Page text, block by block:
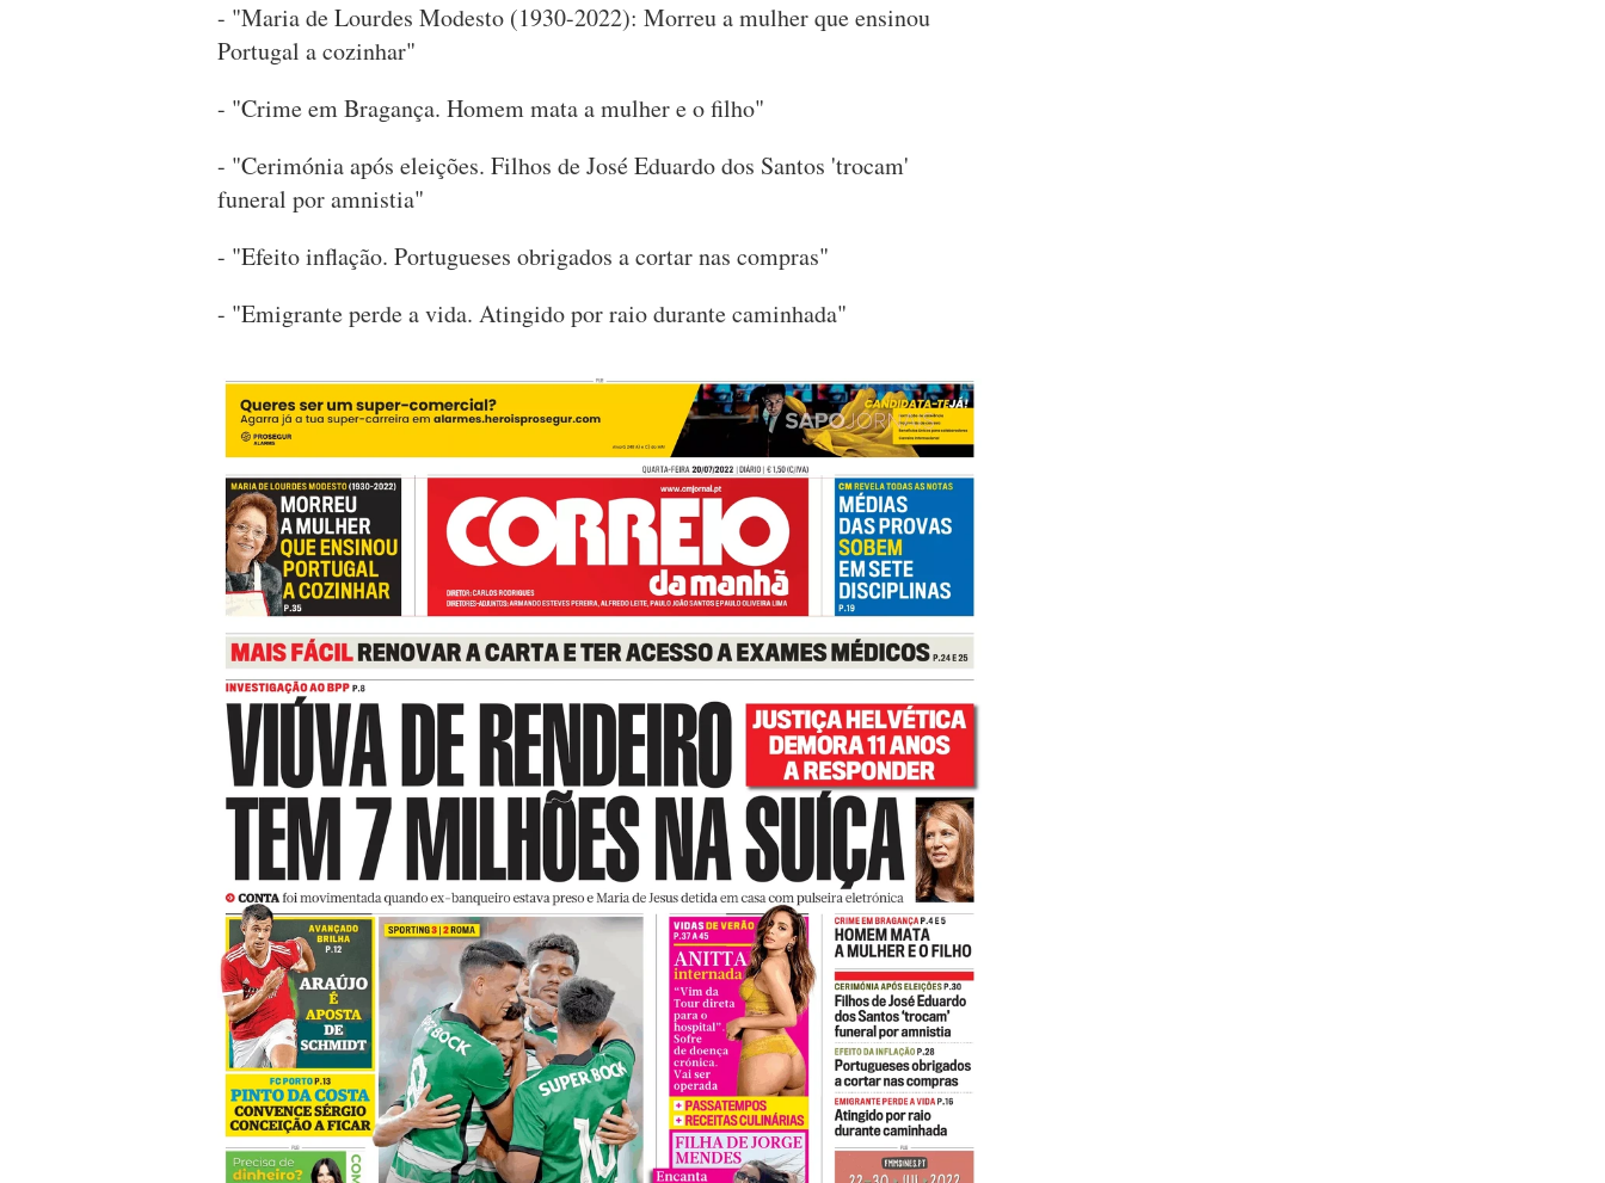
- "Maria de Lourdes Modesto (1930-2022): Morreu a mulher que ensinou
Portugal a cozinhar"
- "Crime em Bragança. Homem mata a mulher e o filho"
- "Cerimónia após eleições. Filhos de José Eduardo dos Santos 'trocam'
funeral por amnistia"
- "Efeito inflação. Portugueses obrigados a cortar nas compras"
- "Emigrante perde a vida. Atingido por raio durante caminhada"